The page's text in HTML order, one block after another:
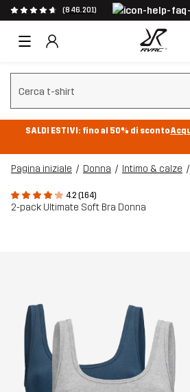
(846.201)
Cancella ricerca
SALDI ESTIVI: fino al 50% di sconto
Pagina iniziale Donna Intimo & calze
4.2 (164)
2-pack Ultimate Soft Bra Donna